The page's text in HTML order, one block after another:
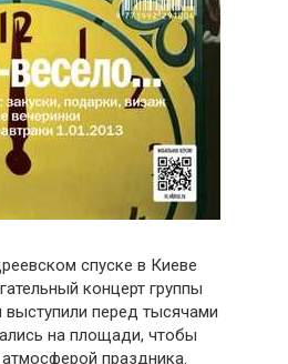
спуске в Киеве
концерт группы
перед тысячами
на площади, чтобы
праздника.